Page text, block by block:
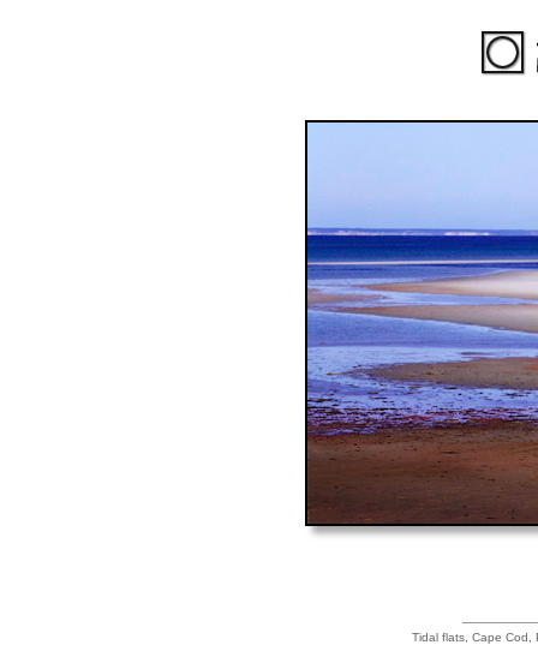
Tidal flats, Cape Cod,